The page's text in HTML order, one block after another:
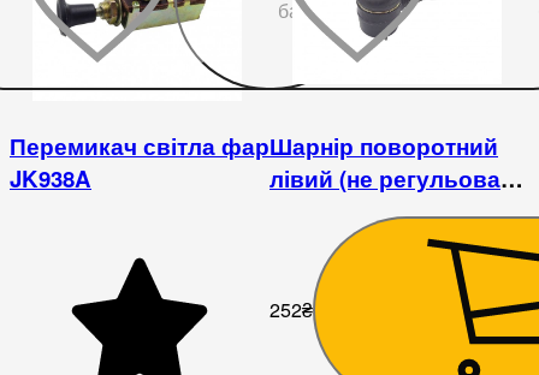
бажаного
Перемикач світла фар
JK938A
Шарнір поворотний
лівий (не регульована
колія) DongFeng 240
252₴